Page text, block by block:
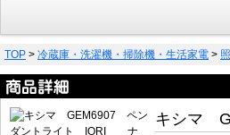
TOP > 冷蔵庫・洗濯機・掃除機・生活家電 >
キシマ